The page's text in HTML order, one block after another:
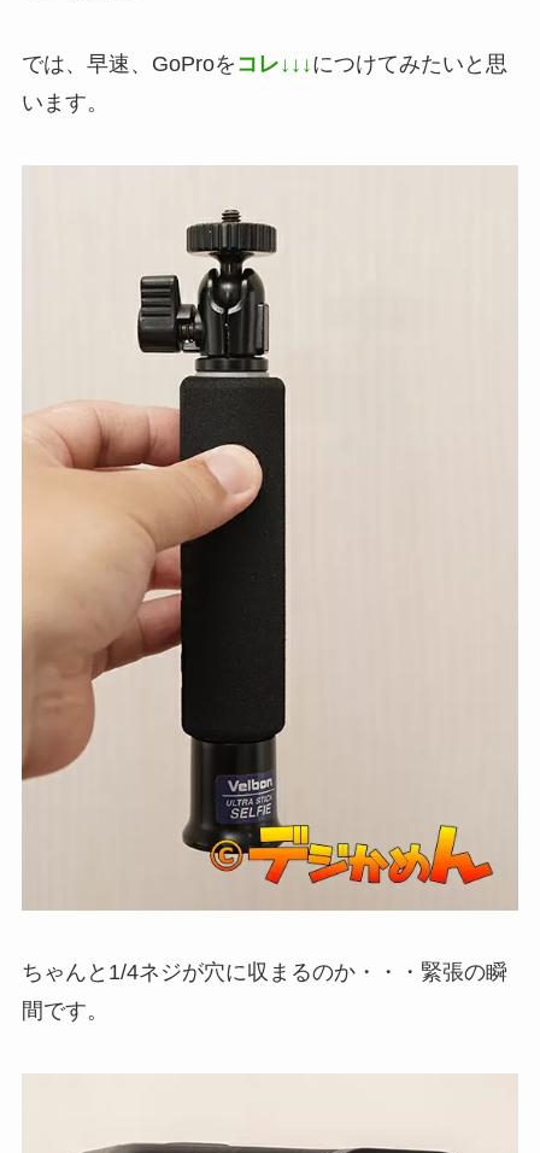
では、早速、GoProを コレ↓↓↓につけてみたいと思
います。
ちゃんと1/4ネジが穴に収まるのか・・・緊張の瞬
間です。